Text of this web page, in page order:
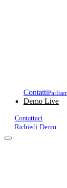
Contatti
Demo Live
Contattaci
Richiedi Demo